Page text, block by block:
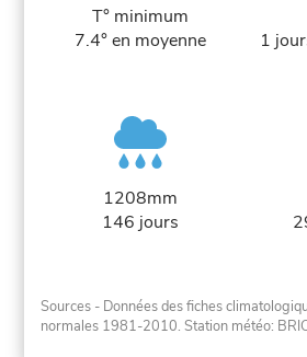
T° minimum
7.4° en moyenne
1
1208mm
146 jours
Sources - Données des fiches
normales 1981-2010. Station météo: